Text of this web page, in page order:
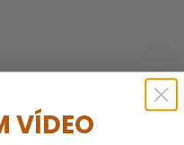
VÍDEO